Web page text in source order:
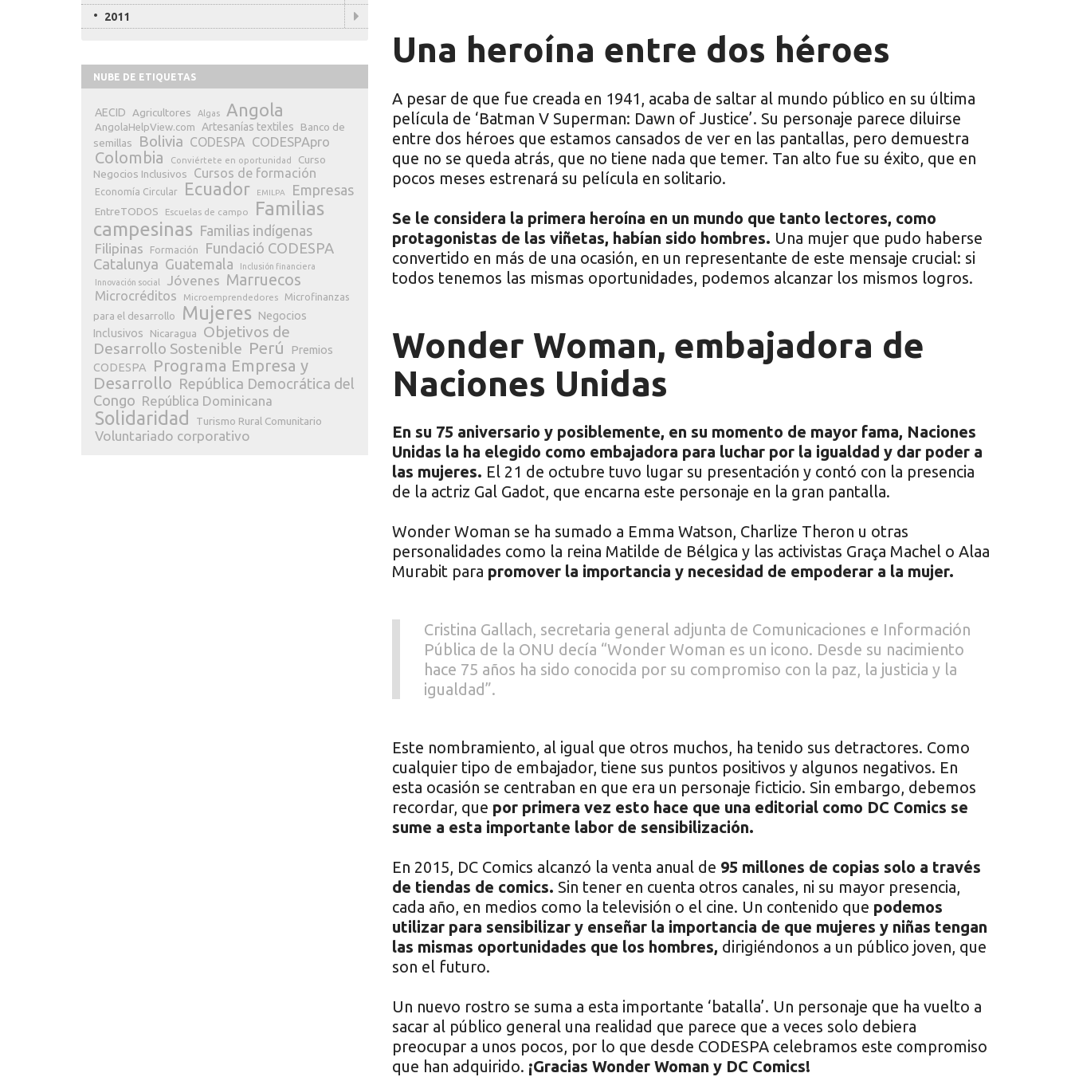
Una heroína entre dos héroes
A pesar de que fue creada en 1941, acaba de saltar al mundo público en su última
película de ‘Batman V Superman: Dawn of Justice’. Su personaje parece diluirse
entre dos héroes que estamos cansados de ver en las pantallas, pero demuestra
que no se queda atrás, que no tiene nada que temer. Tan alto fue su éxito, que en
pocos meses estrenará su película en solitario.
Se le considera la primera heroína en un mundo que tanto lectores, como
protagonistas de las viñetas, habían sido hombres. Una mujer que pudo haberse
convertido en más de una ocasión, en un representante de este mensaje crucial: si
todos tenemos las mismas oportunidades, podemos alcanzar los mismos logros.
Wonder Woman, embajadora de
Naciones Unidas
En su 75 aniversario y posiblemente, en su momento de mayor fama, Naciones
Unidas la ha elegido como embajadora para luchar por la igualdad y dar poder a
las mujeres. El 21 de octubre tuvo lugar su presentación y contó con la presencia
de la actriz Gal Gadot, que encarna este personaje en la gran pantalla.
Wonder Woman se ha sumado a Emma Watson, Charlize Theron u otras
personalidades como la reina Matilde de Bélgica y las activistas Graça Machel o Alaa
Murabit para promover la importancia y necesidad de empoderar a la mujer.
Cristina Gallach, secretaria general adjunta de Comunicaciones e Información
Pública de la ONU decía “Wonder Woman es un icono. Desde su nacimiento
hace 75 años ha sido conocida por su compromiso con la paz, la justicia y la
igualdad”.
Este nombramiento, al igual que otros muchos, ha tenido sus detractores. Como
cualquier tipo de embajador, tiene sus puntos positivos y algunos negativos. En
esta ocasión se centraban en que era un personaje ficticio. Sin embargo, debemos
recordar, que por primera vez esto hace que una editorial como DC Comics se
sume a esta importante labor de sensibilización.
En 2015, DC Comics alcanzó la venta anual de 95 millones de copias solo a través
de tiendas de comics. Sin tener en cuenta otros canales, ni su mayor presencia,
cada año, en medios como la televisión o el cine. Un contenido que podemos
utilizar para sensibilizar y enseñar la importancia de que mujeres y niñas tengan
las mismas oportunidades que los hombres, dirigiéndonos a un público joven, que
son el futuro.
Un nuevo rostro se suma a esta importante ‘batalla’. Un personaje que ha vuelto a
sacar al público general una realidad que parece que a veces solo debiera
preocupar a unos pocos, por lo que desde CODESPA celebramos este compromiso
que han adquirido. ¡Gracias Wonder Woman y DC Comics!
2011
NUBE DE ETIQUETAS
AECID Agricultores Algas Angola
AngolaHelpView.com Artesanías textiles
Banco de
semillas
Bolivia CODESPA CODESPApro
Colombia Conviértete en oportunidad
Curso
Negocios Inclusivos
Cursos de formación
Economía Circular Ecuador EMILPA Empresas
EntreTODOS Escuelas de campo
Familias
campesinas Familias indígenas
Filipinas
Formación
Fundació CODESPA
Catalunya Guatemala
Inclusión financiera
Innovación social
Jóvenes Marruecos
Microcréditos Microemprendedores
Microfinanzas
para el desarrollo
Mujeres
Negocios
Inclusivos
Nicaragua
Objetivos de
Desarrollo Sostenible Perú
Premios
CODESPA
Programa Empresa y
Desarrollo República Democrática del
Congo República Dominicana
Solidaridad Turismo Rural Comunitario
Voluntariado corporativo